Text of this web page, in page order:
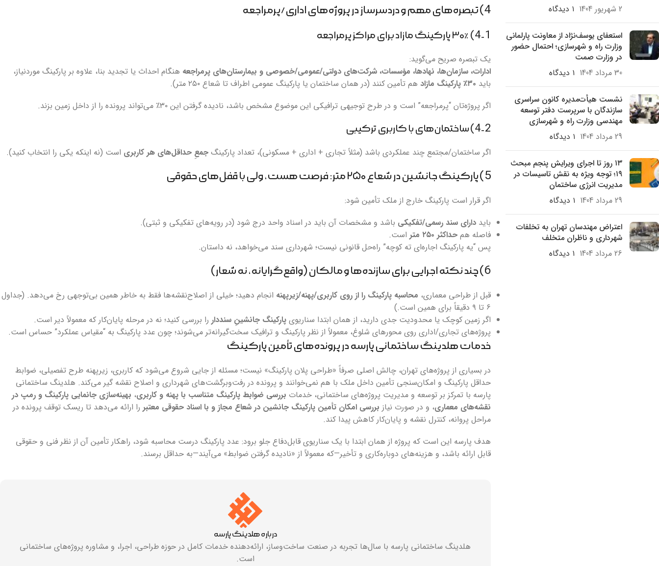
2 شهریور 1404
۱ دیدگاه
استعفای یوسف‌نژاد از معاونت پارلمانی
وزارت راه و شهرسازی؛ احتمال حضور
در وزارت صمت
30 مرداد 1404
۱ دیدگاه
نشست هیأت‌مدیره کانون سراسری
سازندگان با سرپرست دفتر توسعه
مهندسی وزارت راه و شهرسازی
29 مرداد 1404
۱ دیدگاه
۱۳ روز تا اجرای ویرایش پنجم مبحث
۱۹؛ توجه ویژه به نقش تاسیسات در
مدیریت انرژی ساختمان
29 مرداد 1404
۱ دیدگاه
اعتراض مهندسان تهران به تخلفات
شهرداری و ناظران متخلف
26 مرداد 1404
۱ دیدگاه
4) تبصره‌های مهم و دردسرساز در پروژه‌های اداری/پرمراجعه
4-1) ۳۰٪ پارکینگ مازاد برای مراکز پرمراجعه
یک تبصره صریح می‌گوید:
ادارات، سازمان‌ها، نهادها، مؤسسات، شرکت‌های دولتی/عمومی/خصوصی و بیمارستان‌های پرمراجعه هنگام احداث یا تجدید بنا، علاوه بر پارکینگ موردنیاز،
باید ۳۰٪ پارکینگ مازاد
هم تأمین کنند (در همان ساختمان یا پارکینگ عمومی اطراف تا شعاع ۲۵۰ متر).
اگر پروژه‌تان “پرمراجعه” است و در طرح توجیهی ترافیکی این موضوع مشخص باشد، نادیده گرفتن این ۳۰٪ می‌تواند پرونده را از داخل زمین بزند.
4-2) ساختمان‌های با کاربری ترکیبی
اگر ساختمان/مجتمع چند عملکردی باشد (مثلاً تجاری + اداری + مسکونی)، تعداد پارکینگجمعِ حداقل‌های هر کاربری است (نه اینکه یکی را انتخاب کنید).
5) پارکینگ جانشین در شعاع ۲۵۰ متر: فرصت هست، ولی با قفل‌های حقوقی
اگر قرار است پارکینگ خارج از ملک تأمین شود:
بایددارای سند رسمی/تفکیکی باشد و مشخصات آن باید در اسناد واحد درج شود (در رویه‌های تفکیکی و ثبتی).
فاصله همحداکثر ۲۵۰ متر
است.
پس “یه پارکینگ اجاره‌ای ته کوچه” راه‌حل قانونی نیست؛ شهرداری سند می‌خواهد، نه داستان.
6) چند نکته اجرایی برای سازنده‌ها و مالکان (واقع‌گرایانه، نه شعار)
قبل از طراحی معماری، محاسبه پارکینگ را از روی کاربری/پهنه/زیرپهنه انجام دهید؛ خیلی از اصلاح‌نقشه‌ها فقط به خاطر همین بی‌توجهی رخ می‌دهد. (جداول
۶ تا ۹ دقیقاً برای همین است.)
اگر زمین کوچک یا محدودیت جدی دارید، از همان ابتدا سناریویپارکینگ جانشینِ سنددار را بررسی کنید؛ نه در مرحله پایان‌کار که معمولاً دیر است.
پروژه‌های تجاری/اداری روی محورهای شلوغ، معمولاً از نظر پارکینگ و ترافیک سخت‌گیرانه‌تر می‌شوند؛ چون عدد پارکینگ به “مقیاس عملکرد” حساس است.
خدمات هلدینگ ساختمانی پارسه در پرونده‌های تأمین پارکینگ
در بسیاری از پروژه‌های تهران، چالش اصلی صرفاً «طراحی پلان پارکینگ» نیست؛ مسئله از جایی شروع می‌شود که کاربری، زیرپهنه طرح تفصیلی، ضوابط
حداقل پارکینگ و امکان‌سنجی تأمین داخل ملک با هم نمی‌خوانند و پرونده در رفت‌وبرگشت‌های شهرداری و اصلاح نقشه گیر می‌کند. هلدینگ ساختمانی
پارسه با تمرکز بر توسعه و مدیریت پروژه‌های ساختمانی، خدمات بررسی ضوابط پارکینگ متناسب با پهنه و کاربری، بهینه‌سازی جانمایی پارکینگ و رمپ در
نقشه‌های معماری، و در صورت نیاز بررسی امکان تأمین پارکینگ جانشین در شعاع مجاز و با اسناد حقوقی معتبر را ارائه می‌دهد تا ریسک توقف پرونده در
مراحل پروانه، کنترل نقشه و پایان‌کار کاهش پیدا کند.
هدف پارسه این است که پروژه از همان ابتدا با یک سناریوی قابل‌دفاع جلو برود: عدد پارکینگ درست محاسبه شود، راهکار تأمین آن از نظر فنی و حقوقی
قابل ارائه باشد، و هزینه‌های دوباره‌کاری و تأخیر—که معمولاً از «نادیده گرفتن ضوابط» می‌آیند—به حداقل برسند.
درباره هلدینگ پارسه
هلدینگ ساختمانی پارسه با سال‌ها تجربه در صنعت ساخت‌وساز، ارائه‌دهنده خدمات کامل در حوزه طراحی، اجرا، و مشاوره پروژه‌های ساختمانی
است.